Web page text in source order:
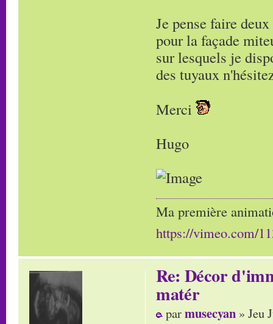
Je pense faire
pour la façade
sur lesquels je
des tuyaux
Merci
Hugo
Ma première
https://vimeo.com/
Re: Décor
matér
parmusecyan » Jeu